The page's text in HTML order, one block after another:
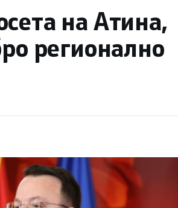
на Атина,
регионално